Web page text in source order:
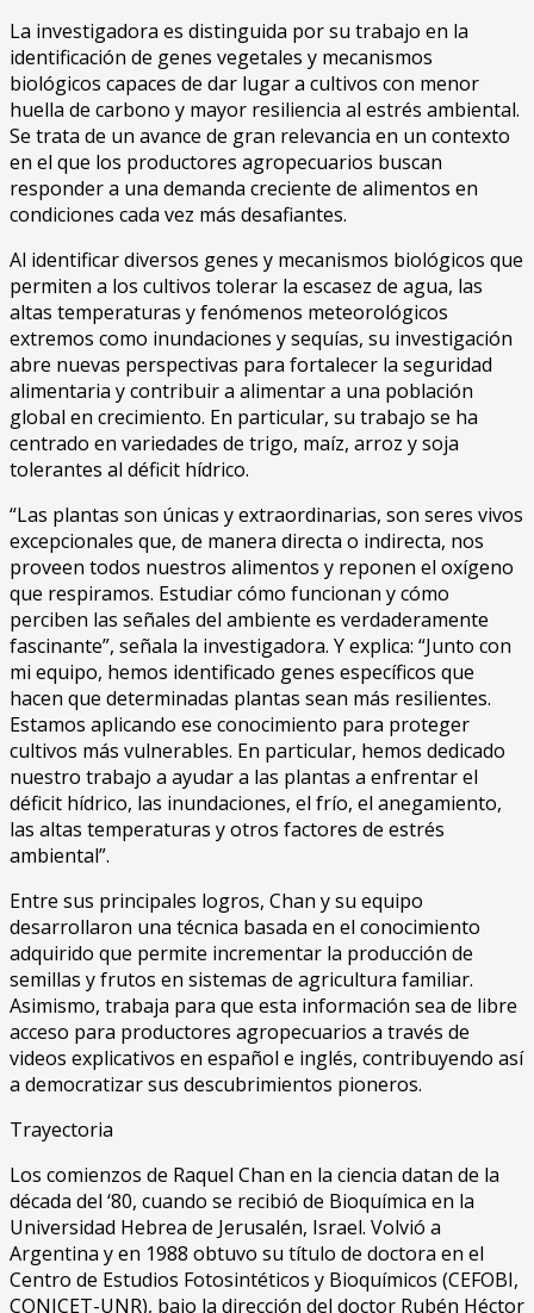
La investigadora es distinguida por su trabajo en la
identificación de genes vegetales y mecanismos
biológicos capaces de dar lugar a cultivos con menor
huella de carbono y mayor resiliencia al estrés ambiental.
Se trata de un avance de gran relevancia en un contexto
en el que los productores agropecuarios buscan
responder a una demanda creciente de alimentos en
condiciones cada vez más desafiantes.
Al identificar diversos genes y mecanismos biológicos que
permiten a los cultivos tolerar la escasez de agua, las
altas temperaturas y fenómenos meteorológicos
extremos como inundaciones y sequías, su investigación
abre nuevas perspectivas para fortalecer la seguridad
alimentaria y contribuir a alimentar a una población
global en crecimiento. En particular, su trabajo se ha
centrado en variedades de trigo, maíz, arroz y soja
tolerantes al déficit hídrico.
“Las plantas son únicas y extraordinarias, son seres vivos
excepcionales que, de manera directa o indirecta, nos
proveen todos nuestros alimentos y reponen el oxígeno
que respiramos. Estudiar cómo funcionan y cómo
perciben las señales del ambiente es verdaderamente
fascinante”, señala la investigadora. Y explica: “Junto con
mi equipo, hemos identificado genes específicos que
hacen que determinadas plantas sean más resilientes.
Estamos aplicando ese conocimiento para proteger
cultivos más vulnerables. En particular, hemos dedicado
nuestro trabajo a ayudar a las plantas a enfrentar el
déficit hídrico, las inundaciones, el frío, el anegamiento,
las altas temperaturas y otros factores de estrés
ambiental”.
Entre sus principales logros, Chan y su equipo
desarrollaron una técnica basada en el conocimiento
adquirido que permite incrementar la producción de
semillas y frutos en sistemas de agricultura familiar.
Asimismo, trabaja para que esta información sea de libre
acceso para productores agropecuarios a través de
videos explicativos en español e inglés, contribuyendo así
a democratizar sus descubrimientos pioneros.
Trayectoria
Los comienzos de Raquel Chan en la ciencia datan de la
década del ‘80, cuando se recibió de Bioquímica en la
Universidad Hebrea de Jerusalén, Israel. Volvió a
Argentina y en 1988 obtuvo su título de doctora en el
Centro de Estudios Fotosintéticos y Bioquímicos (CEFOBI,
CONICET-UNR), bajo la dirección del doctor Rubén Héctor